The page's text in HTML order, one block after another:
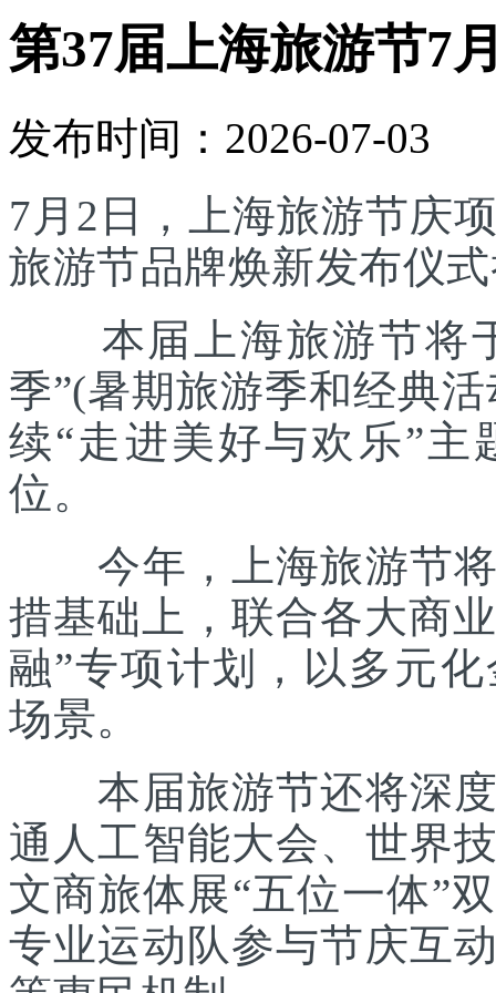
第37届上海旅游节7
发布时间：2026-07-03
7月2日，上海旅游节庆
旅游节品牌焕新发布仪
本届上海旅游节将于
季”(暑期旅游季和经典
续“走进美好与欢乐”主
位。
今年，上海旅游节将
措基础上，联合各大商
融”专项计划，以多元
场景。
本届旅游节还将深度
通人工智能大会、世界
文商旅体展“五位一体”
专业运动队参与节庆互